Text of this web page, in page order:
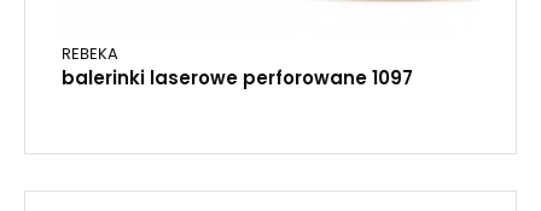
REBEKA
balerinki laserowe perforowane 1097